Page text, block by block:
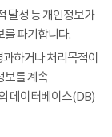
달성 등 개인정보가
를 파기합니다.
하거나 처리목적이
보를 계속
데이터베이스(DB)